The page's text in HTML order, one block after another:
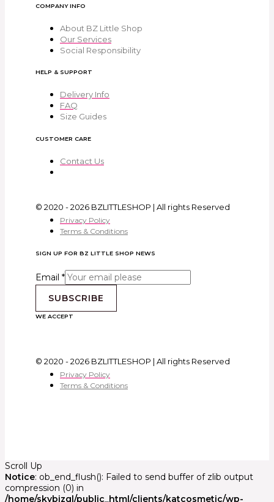
COMPANY INFO
About BZ Little Shop
Our Services
Social Responsibility
HELP & SUPPORT
Delivery Info
FAQ
Size Guides
CUSTOMER CARE
Contact Us
© 2020 - 2026 BZLITTLESHOP | All rights Reserved
Privacy Policy
Terms & Conditions
SIGN UP FOR BZ LITTLE SHOP NEWS
Email *
SUBSCRIBE
WE ACCEPT
© 2020 - 2026 BZLITTLESHOP | All rights Reserved
Privacy Policy
Terms & Conditions
Scroll Up
Notice: ob_end_flush(): Failed to send buffer of zlib output
compression (0) in
/home/skybizgl/public_html/clients/katcosmetic/wp-